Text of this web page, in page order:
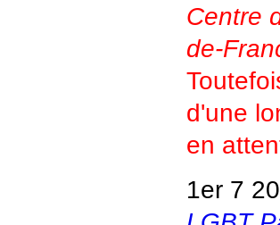
Centre
de-
d'une
en
1er 7